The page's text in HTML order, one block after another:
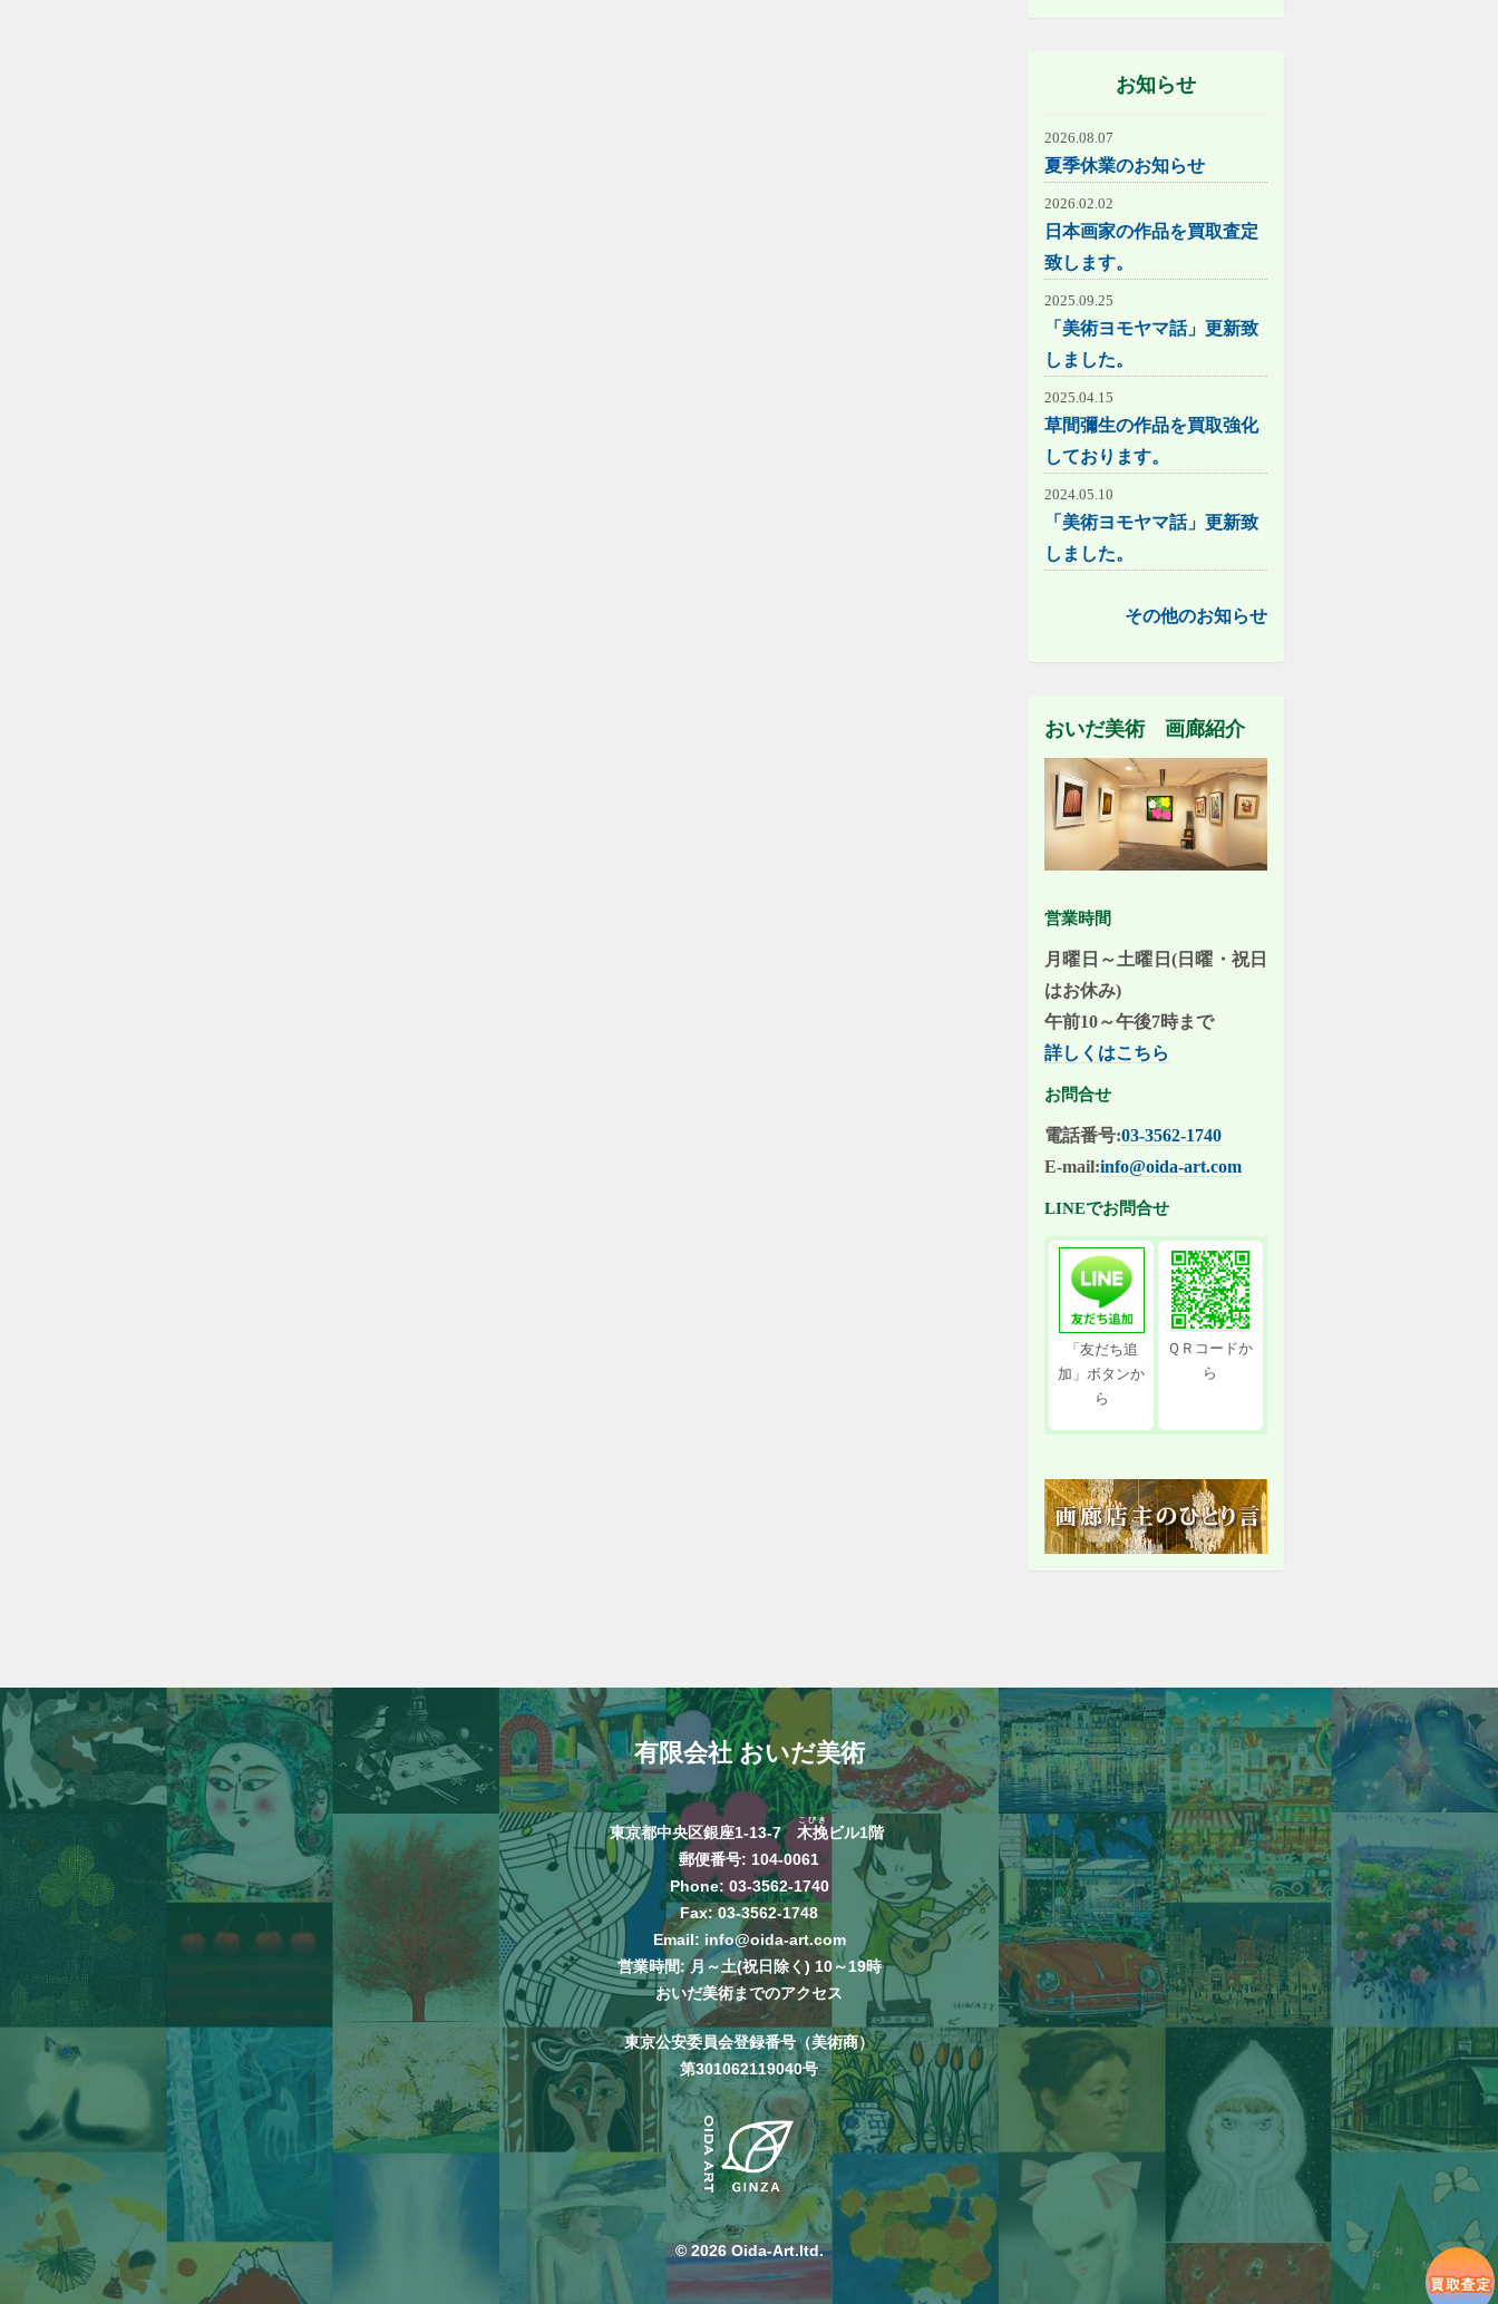
お知らせ
2026.08.07
夏季休業のお知らせ
2026.02.02
日本画家の作品を買取査定
致します。
2025.09.25
「美術ヨモヤマ話」更新致
しました。
2025.04.15
草間彌生の作品を買取強化
しております。
2024.05.10
「美術ヨモヤマ話」更新致
しました。
その他のお知らせ
おいだ美術 画廊紹介
営業時間
月曜日～土曜日(日曜・祝日
はお休み)
午前10～午後7時まで
詳しくはこちら
お問合せ
電話番号:03-3562-1740
E-mail:info@oida-art.com
LINEでお問合せ
「友だち追
加」ボタンか
ら
ＱＲコードか
ら
有限会社 おいだ美術
東京都中央区銀座1-13-7 木挽
こびき
ビル1階
郵便番号: 104-0061
Phone: 03-3562-1740
Fax: 03-3562-1748
Email: info@oida-art.com
営業時間: 月～土(祝日除く) 10～19時
おいだ美術までのアクセス
東京公安委員会登録番号（美術商）
第301062119040号
© 2026 Oida-Art.ltd.